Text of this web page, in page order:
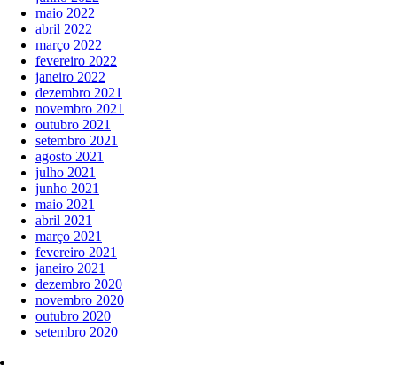
maio 2022
abril 2022
março 2022
fevereiro 2022
janeiro 2022
dezembro 2021
novembro 2021
outubro 2021
setembro 2021
agosto 2021
julho 2021
junho 2021
maio 2021
abril 2021
março 2021
fevereiro 2021
janeiro 2021
dezembro 2020
novembro 2020
outubro 2020
setembro 2020